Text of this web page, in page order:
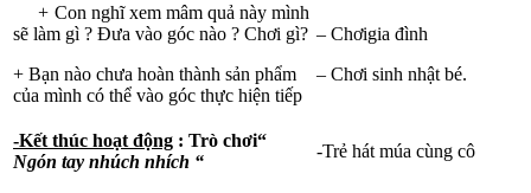
+ Con nghĩ xem mâm quả này mình
sẽ làm gì ? Đưa vào góc nào ? Chơi gì?
+ Bạn nào chưa hoàn thành sản phẩm
của mình có thể vào góc thực hiện tiếp
– Chơigia đình
– Chơi sinh nhật bé.
-Kết thúc hoạt động : Trò chơi“
Ngón tay nhúch nhích “
-Trẻ hát múa cùng cô